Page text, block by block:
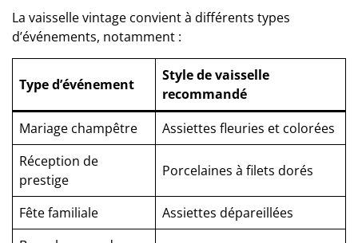
La vaisselle vintage convient à différents types
d’événements, notamment :
Type d’événement
Style de vaisselle
recommandé
Mariage champêtre
Assiettes fleuries et colorées
Réception de
prestige
Porcelaines à filets dorés
Fête familiale
Assiettes dépareillées